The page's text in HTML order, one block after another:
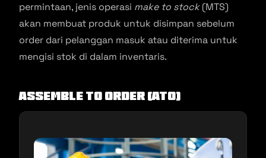
permintaan, jenis operasi make to stock(MTS)
akan membuat produk untuk disimpan sebelum
order dari pelanggan masuk atau diterima untuk
mengisi stok di dalam inventaris.
Assemble To Order (ATO)